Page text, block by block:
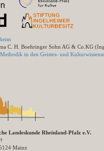
C. H. Boehringer Sohn AG & Co.KG
in den Geistes- und
Landeskunde Rheinland-Pfalz e.V.
Mainz